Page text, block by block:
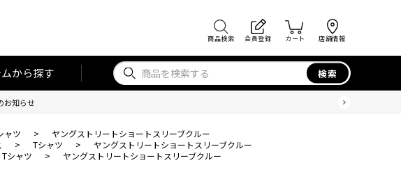
商品検索 会員登録 カート 店舗情報
から探す 検索
お知らせ
ャツ >
ヤングストリートショートスリーブクルー
> Tシャツ >
ヤングストリートショートスリーブクルー
Tシャツ > ヤングストリートショートスリーブクルー